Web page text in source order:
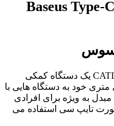
Baseus Type-
مبدل تایپ سی به صدا بیسوس CATL54-01 یک دستگاه کمکی
به ویژه برای افرادی
تایپ سی استفاده می